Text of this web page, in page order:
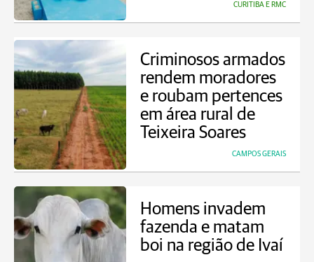
CURITIBA E RMC
Criminosos armados
rendem moradores
e roubam pertences
em área rural de
Teixeira Soares
CAMPOS GERAIS
Homens invadem
fazenda e matam
boi na região de Ivaí